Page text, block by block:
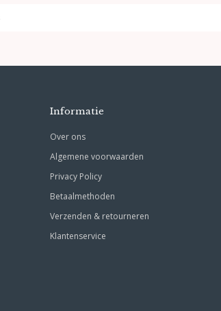
Informatie
Over ons
Algemene voorwaarden
Privacy Policy
Betaalmethoden
Verzenden & retourneren
Klantenservice